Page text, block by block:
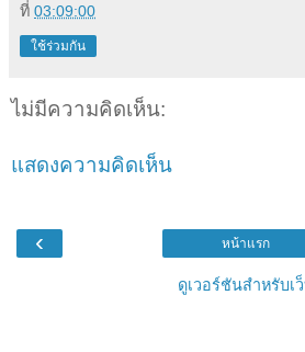
ที่ 03:09:00
ใช้ร่วมกัน
ไม่มีความคิดเห็น:
แสดงความคิดเห็น
‹ หน้าแรก
ดูเวอร์ชันสำหรับเ